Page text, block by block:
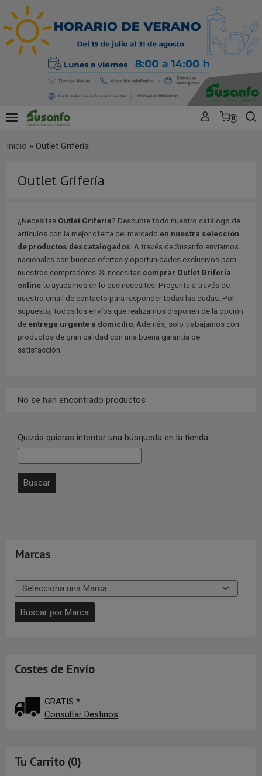
0
Marcas
Costes de Envío
GRATIS *
Consultar Destinos
Tu Carrito (0)
Inicio » Outlet Grifería
Outlet Grifería
¿Necesitas Outlet Grifería? Descubre todo nuestro catálogo de
artículos con la mejor oferta del mercado en nuestra selección
de productos descatalogados . A través de Susanfo enviamos
nacionales con buenas ofertas y oportunidades exclusivos para
nuestros compradores. Si necesitas comprar Outlet Grifería
onlinete ayudamos en lo que necesites. Pregunta a través de
nuestro email de contacto para responder todas las dudas. Por
supuesto, todos los envíos que realizamos disponen de la opción
de entrega urgente a domicilio . Además, solo trabajamos con
productos de gran calidad con una buena garantía de
satisfacción.
No se han encontrado productos
Quizás quieras intentar una búsqueda en la tienda: